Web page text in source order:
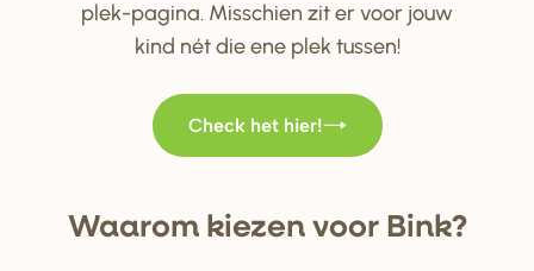
plek-pagina. Misschien zit er voor jouw
kind nét die ene plek tussen!
Check het hier!
Waarom kiezen voorBink?